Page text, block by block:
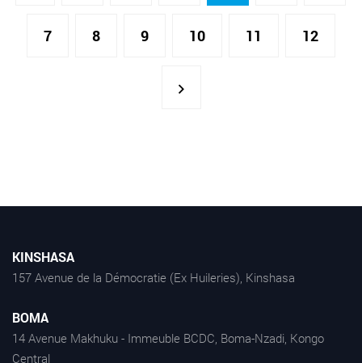
7 8 9 10 11 12
KINSHASA
157 Avenue de la Démocratie (Ex Huileries), Kinshasa
BOMA
14 Avenue Makhuku - Immeuble BCDC, Boma-Nzadi, Kongo
Central